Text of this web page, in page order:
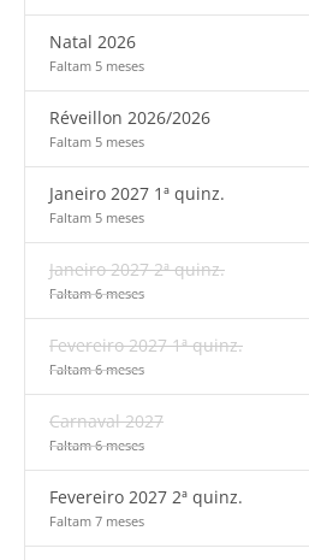
Natal 2026
Faltam 5 meses
Réveillon 2026/2026
Faltam 5 meses
Janeiro 2027 1ª quinz.
Faltam 5 meses
Janeiro 2027 2ª quinz.
Faltam 6 meses
Fevereiro 2027 1ª quinz.
Faltam 6 meses
Carnaval 2027
Faltam 6 meses
Fevereiro 2027 2ª quinz.
Faltam 7 meses